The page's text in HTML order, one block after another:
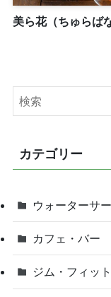
美ら花（ちゅらば
カテゴリー
ウォーターサ
カフェ・バー
ジム・フィッ